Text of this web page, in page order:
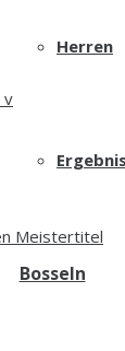
Herren
Bosseln
auf
Meistertitel